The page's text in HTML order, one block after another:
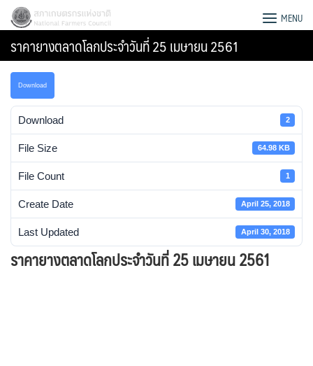
Skip
content
Search
สภาเกษตรกรแห่งชาติ MENU
ราคายางตลาดโลกประจำวันที่ 25 เมษายน 2561
Download
Download 2
File Size 64.98 KB
File Count 1
Create Date April 25, 2018
Last Updated April 30, 2018
ราคายางตลาดโลกประจำวันที่ 25 เมษายน 2561